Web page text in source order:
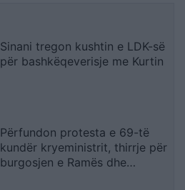
Sinani tregon kushtin e LDK-së
për bashkëqeverisje me Kurtin
Përfundon protesta e 69-të
kundër kryeministrit, thirrje për
burgosjen e Ramës dhe